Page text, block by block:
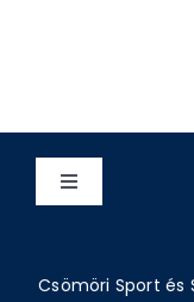
Toggle
Csömöri Sport és